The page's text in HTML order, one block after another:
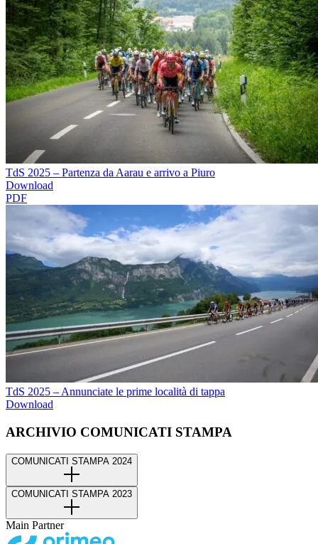
TdS 2025 – Partenza da Aarau e arrivo a Piuro
Download
PDF
TdS 2025 – Annunciate le prime località di tappa
Download
ARCHIVIO COMUNICATI STAMPA
COMUNICATI STAMPA 2024
COMUNICATI STAMPA 2023
Main Partner